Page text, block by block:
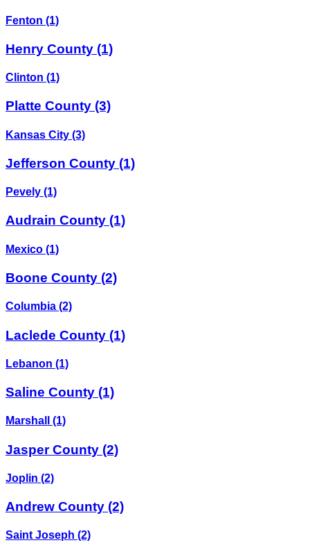
Fenton (1)
Henry County (1)
Clinton (1)
Platte County (3)
Kansas City (3)
Jefferson County (1)
Pevely (1)
Audrain County (1)
Mexico (1)
Boone County (2)
Columbia (2)
Laclede County (1)
Lebanon (1)
Saline County (1)
Marshall (1)
Jasper County (2)
Joplin (2)
Andrew County (2)
Saint Joseph (2)